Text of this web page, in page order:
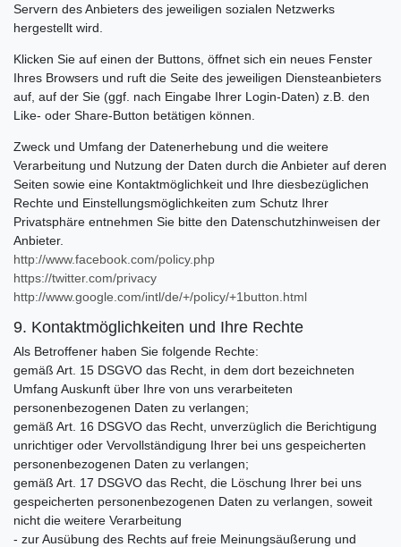
Servern des Anbieters des jeweiligen sozialen Netzwerks
hergestellt wird.
Klicken Sie auf einen der Buttons, öffnet sich ein neues Fenster
Ihres Browsers und ruft die Seite des jeweiligen Diensteanbieters
auf, auf der Sie (ggf. nach Eingabe Ihrer Login-Daten) z.B. den
Like- oder Share-Button betätigen können.
Zweck und Umfang der Datenerhebung und die weitere
Verarbeitung und Nutzung der Daten durch die Anbieter auf deren
Seiten sowie eine Kontaktmöglichkeit und Ihre diesbezüglichen
Rechte und Einstellungsmöglichkeiten zum Schutz Ihrer
Privatsphäre entnehmen Sie bitte den Datenschutzhinweisen der
Anbieter.
http://www.facebook.com/policy.php
https://twitter.com/privacy
http://www.google.com/intl/de/+/policy/+1button.html
9. Kontaktmöglichkeiten und Ihre Rechte
Als Betroffener haben Sie folgende Rechte:
gemäß Art. 15 DSGVO das Recht, in dem dort bezeichneten
Umfang Auskunft über Ihre von uns verarbeiteten
personenbezogenen Daten zu verlangen;
gemäß Art. 16 DSGVO das Recht, unverzüglich die Berichtigung
unrichtiger oder Vervollständigung Ihrer bei uns gespeicherten
personenbezogenen Daten zu verlangen;
gemäß Art. 17 DSGVO das Recht, die Löschung Ihrer bei uns
gespeicherten personenbezogenen Daten zu verlangen, soweit
nicht die weitere Verarbeitung
- zur Ausübung des Rechts auf freie Meinungsäußerung und